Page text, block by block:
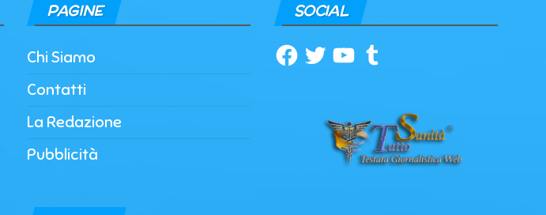
PAGINE
Chi Siamo
Contatti
La Redazione
Pubblicità
SOCIAL
Facebook
TwitterYouTubeTumblr